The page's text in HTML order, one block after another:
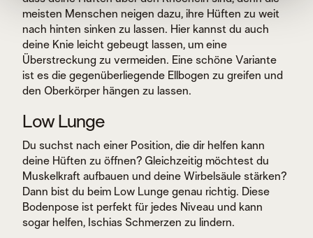
meisten Menschen neigen dazu, ihre Hüften zu weit
nach hinten sinken zu lassen. Hier kannst du auch
deine Knie leicht gebeugt lassen, um eine
Überstreckung zu vermeiden. Eine schöne Variante
ist es die gegenüberliegende Ellbogen zu greifen und
den Oberkörper hängen zu lassen.
Low Lunge
Du suchst nach einer Position, die dir helfen kann
deine Hüften zu öffnen? Gleichzeitig möchtest du
Muskelkraft aufbauen und deine Wirbelsäule stärken?
Dann bist du beim Low Lunge genau richtig. Diese
Bodenpose ist perfekt für jedes Niveau und kann
sogar helfen, Ischias Schmerzen zu lindern.